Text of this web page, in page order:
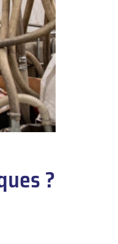
?